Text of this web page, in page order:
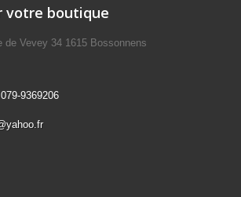
votre boutique
de Vevey 34 1615 Bossonnens
079-9369206